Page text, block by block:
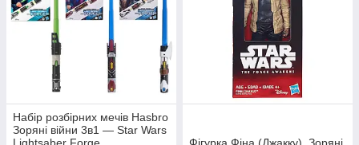
Набір розбірних мечів Hasbro
Зоряні війни 3в1 — Star Wars